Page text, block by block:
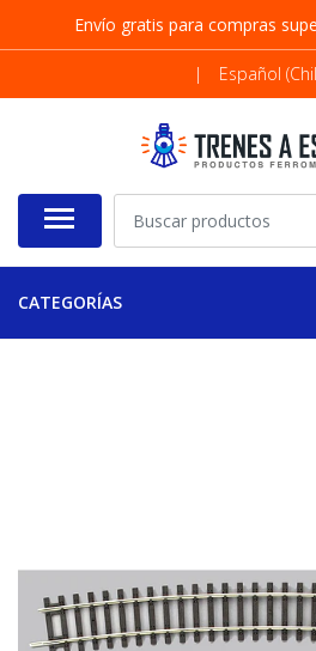
Envío gratis para compras
| Español
CATEGORÍAS